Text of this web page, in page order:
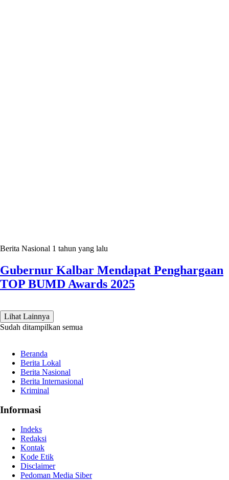
Berita Nasional 1 tahun yang lalu
Gubernur Kalbar Mendapat Penghargaan
TOP BUMD Awards 2025
Lihat Lainnya
Sudah ditampilkan semua
Beranda
Berita Lokal
Berita Nasional
Berita Internasional
Kriminal
Informasi
Indeks
Redaksi
Kontak
Kode Etik
Disclaimer
Pedoman Media Siber